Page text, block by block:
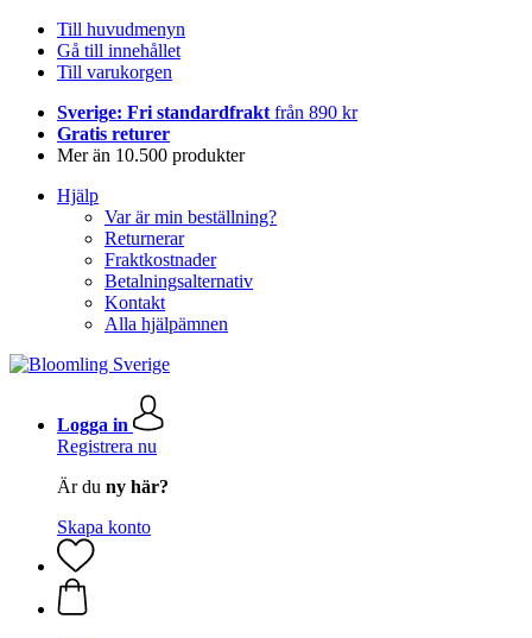
Till huvudmenyn
Gå till innehållet
Till varukorgen
Sverige: Fri standardfrakt från 890 kr
Gratis returer
Mer än 10.500 produkter
Hjälp
Var är min beställning?
Returnerar
Fraktkostnader
Betalningsalternativ
Kontakt
Alla hjälpämnen
Logga in
Registrera nu
Är du ny här?
Skapa konto